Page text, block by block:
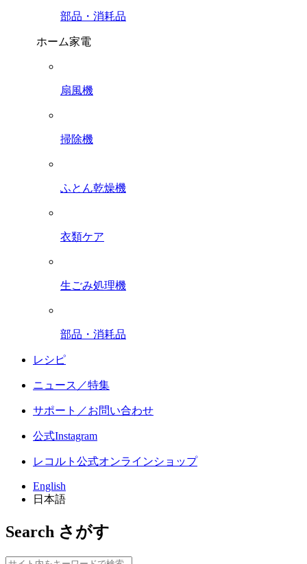
部品・消耗品
ホーム家電
扇風機
掃除機
ふとん乾燥機
衣類ケア
生ごみ処理機
部品・消耗品
レシピ
ニュース／特集
サポート／お問い合わせ
公式Instagram
レコルト公式オンラインショップ
English
日本語
Search さがす